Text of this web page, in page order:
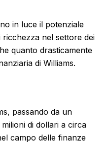
in luce il potenziale
ricchezza nel settore dei
quanto drasticamente
di Williams.
passando da un
di dollari a circa
campo delle finanze